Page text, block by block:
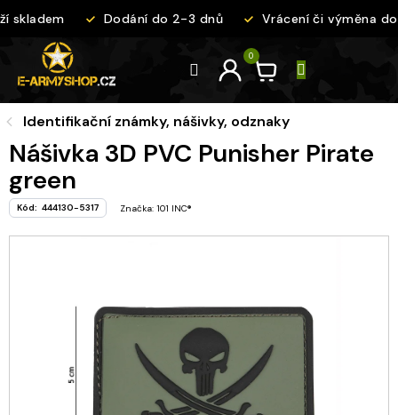
naskladem Dodání do 2-3 dnů Vrácení či výměna do
Identifikační známky, nášivky, odznaky
Nášivka 3D PVC Punisher Pirate
green
Kód: 444130-5317 Značka: 101 INC®